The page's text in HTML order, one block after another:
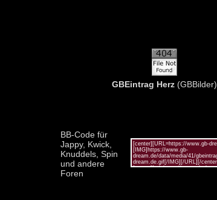
GBEintrag Herz (GBBilder)
BB-Code für
Jappy, Kwick,
Knuddels, Spin
und andere
Foren